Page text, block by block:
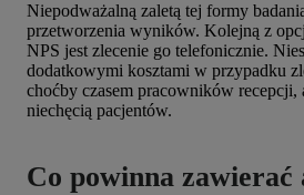
Niepodważalną zaletą tej formy
przetworzenia wyników. Kolejną z
NPS jest zlecenie go telefonicznie.
dodatkowymi kosztami w przypadku
choćby czasem pracowników recepcji,
niechęcią pacjentów.
Co powinna zawierać